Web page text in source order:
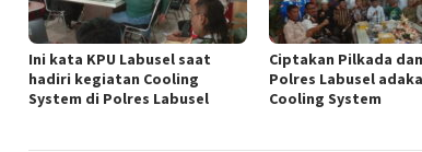
Ini kata KPU Labusel saat
hadiri kegiatan Cooling
System di Polres Labusel
Ciptakan Pilkada
Polres Labusel
Cooling System